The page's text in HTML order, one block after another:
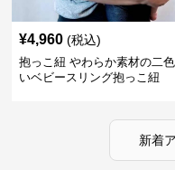
¥4,960 (税込)
抱っこ紐 やわらか素材の二
いベビースリング抱っこ紐
新着